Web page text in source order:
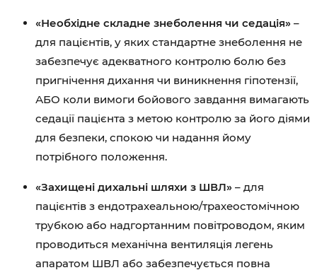
«Необхідне складне знеболення чи седація» –
для пацієнтів, у яких стандартне знеболення не
забезпечує адекватного контролю болю без
пригнічення дихання чи виникнення гіпотензії,
АБО коли вимоги бойового завдання вимагають
седації пацієнта з метою контролю за його діями
для безпеки, спокою чи надання йому
потрібного положення.
«Захищені дихальні шляхи з ШВЛ» – для
пацієнтів з ендотрахеальною/трахеостомічною
трубкою або надгортанним повітроводом, яким
проводиться механічна вентиляція легень
апаратом ШВЛ або забезпечується повна